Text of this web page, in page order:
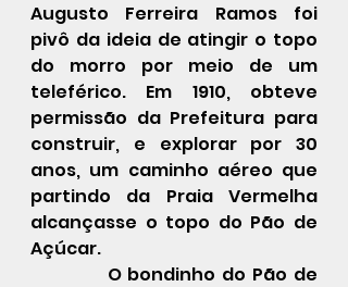
Augusto Ferreira Ramos foi
pivô da ideia de atingir o topo
do morro por meio de um
teleférico. Em 1910, obteve
permissão da Prefeitura para
construir, e explorar por 30
anos, um caminho aéreo que
partindo da Praia Vermelha
alcançasse o topo do Pão de
Açúcar.